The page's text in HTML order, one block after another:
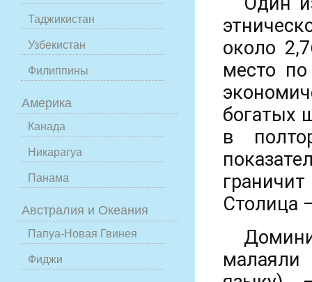
Таджикистан
Узбекистан
Филиппины
Америка
Канада
Никарагуа
Панама
Австралия и Океания
Папуа-Новая Гвинея
Фиджи
около
место
богатых
в
Столица